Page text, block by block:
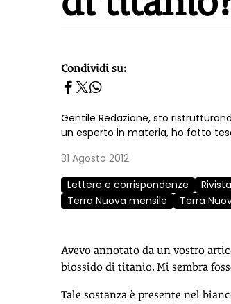
homepage h2
Condividi su:
Gentile Redazione, sto
un esperto in materia, ho fatto
31 Agosto 2012
Lettere e corrispondenze
Terra Nuova mensile
Terra
Avevo annotato da un vostro
biossido di titanio. Mi sembra
Tale sostanza è presente nel